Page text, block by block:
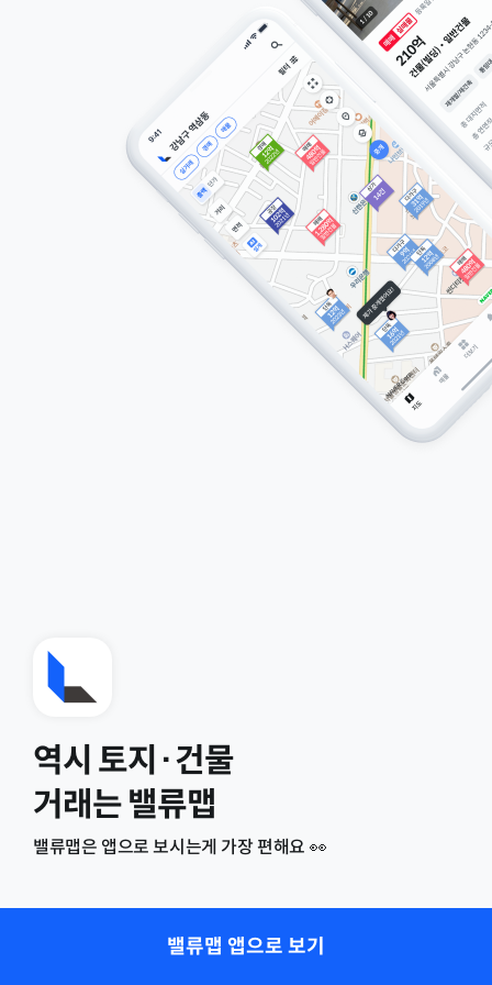
역시 토지·건물
거래는 밸류맵
밸류맵은 앱으로 보시는게 가장 편해요 👀
밸류맵 앱으로 보기